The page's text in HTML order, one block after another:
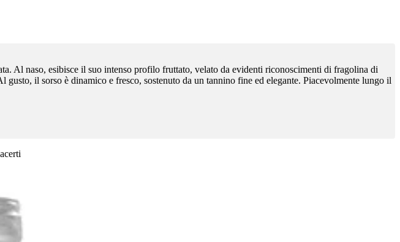
Al naso, esibisce il suo intenso profilo fruttato, velato da evidenti riconoscimenti di fragolina di
il sorso è dinamico e fresco, sostenuto da un tannino fine ed elegante. Piacevolmente lungo il